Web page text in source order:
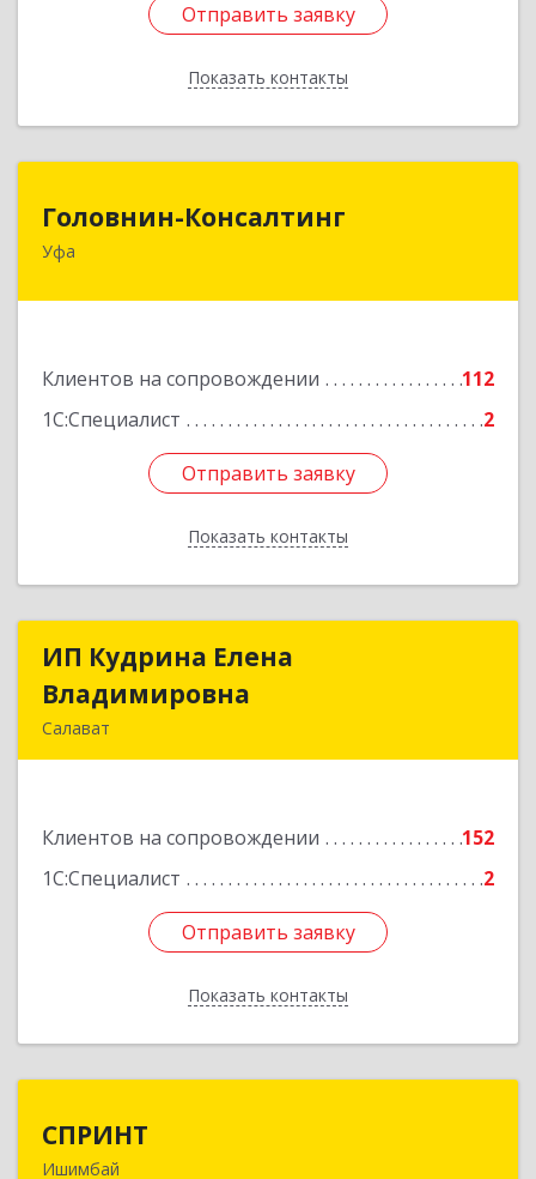
Отправить заявку
Показать контакты
Отправить заявку
Назад
Головнин-Консалтинг
Уфа
Клиентов на сопровождении
112
1С:Специалист
2
Отправить заявку
Показать контакты
450006, Башкортостан Респ, Уфа г, Ленина ул,
Отправить заявку
Назад
ИП Кудрина Елена
Владимировна
Салават
Клиентов на сопровождении
152
1С:Специалист
2
Отправить заявку
Показать контакты
ИП Кудрина Елена
Подробнее
Отправить заявку
Назад
СПРИНТ
Ишимбай
453201, Башкортостан Респ, Ишимбайский р-н,